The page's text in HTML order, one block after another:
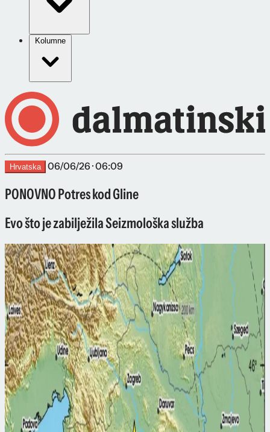
Kolumne
Hrvatska 06/06/26 · 06:09
PONOVNO Potres kod Gline
Evo što je zabilježila Seizmološka služba